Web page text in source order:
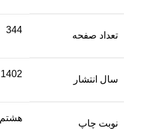
تعداد صفحه
344
سال انتشار
1402
نوبت چاپ
هشتم